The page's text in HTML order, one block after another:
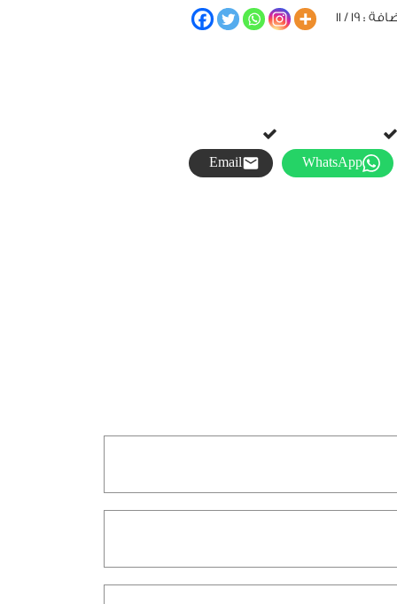
: 19 / 11
WhatsApp
Email